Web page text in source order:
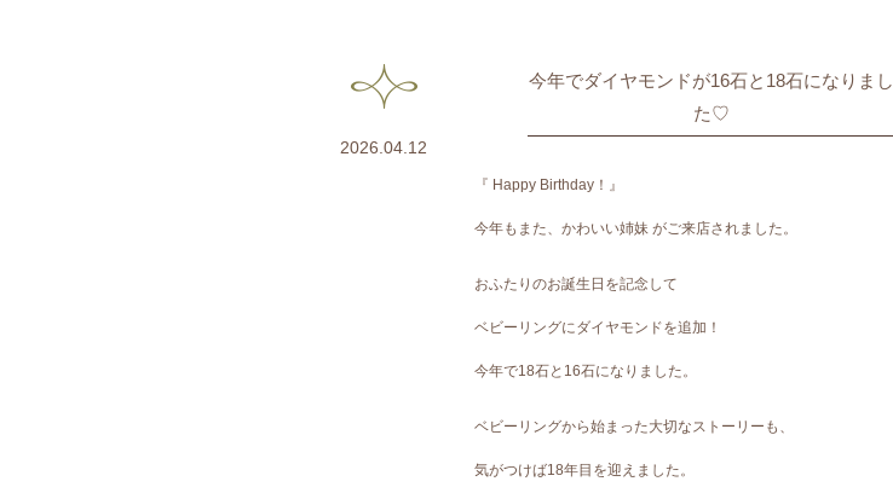
2026.04.12
今年でダイヤモンドが16石と18石になりまし
た♡
『 Happy Birthday！』
今年もまた、かわいい姉妹 がご来店されました。
おふたりのお誕生日を記念して
ベビーリングにダイヤモンドを追加！
今年で18石と16石になりました。
ベビーリングから始まった大切なストーリーも、
気がつけば18年目を迎えました。